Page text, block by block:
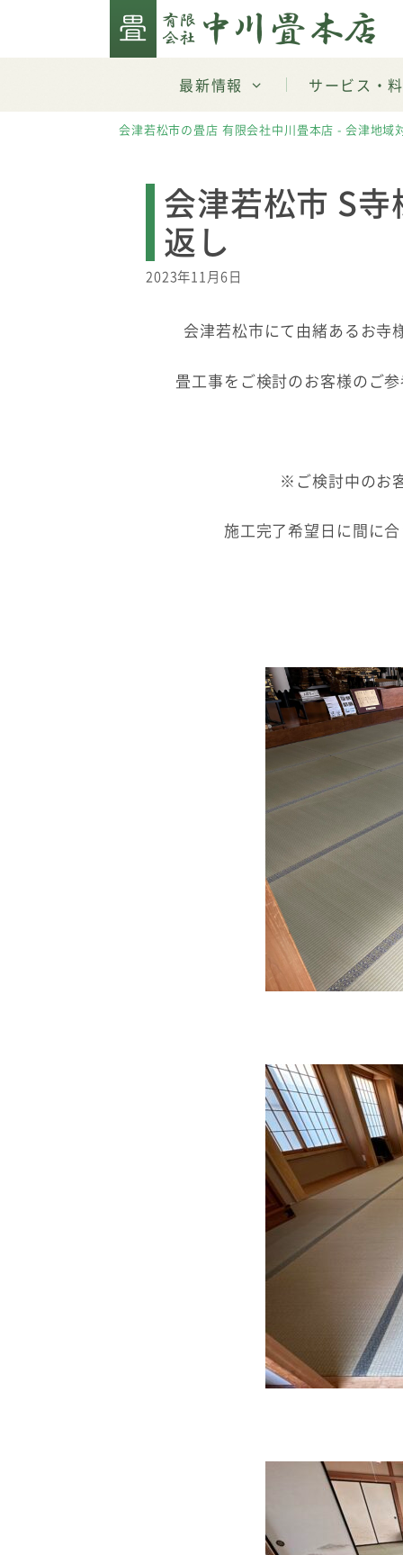
最新情報 サービス・
会津若松市の畳店 有限会社中川畳本店 - 会津地域
会津若松市 S
返し
2023年11月6日
会津若松市にて由緒あるお寺
畳工事をご検討のお客様のご
※ご検討中のお
施工完了希望日に間に